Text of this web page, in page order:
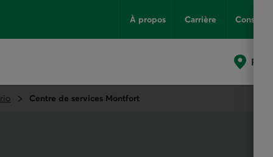
À propos Carrière Conseils
Centre de services Montfort